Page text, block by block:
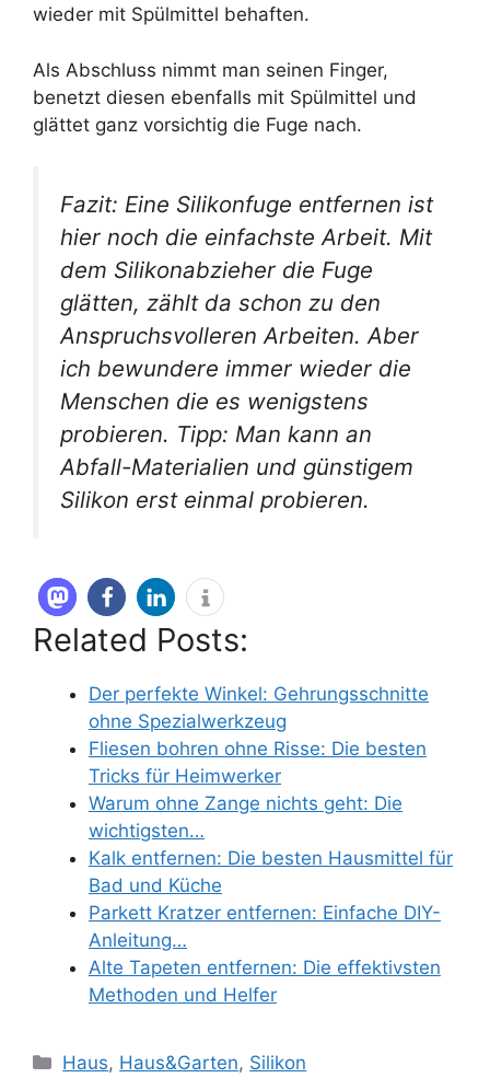
wieder mit Spülmittel behaften.
Als Abschluss nimmt man seinen Finger,
benetzt diesen ebenfalls mit Spülmittel und
glättet ganz vorsichtig die Fuge nach.
Fazit: Eine Silikonfuge entfernen ist
hier noch die einfachste Arbeit. Mit
dem Silikonabzieher die Fuge
glätten, zählt da schon zu den
Anspruchsvolleren Arbeiten. Aber
ich bewundere immer wieder die
Menschen die es wenigstens
probieren. Tipp: Man kann an
Abfall-Materialien und günstigem
Silikon erst einmal probieren.
Related Posts:
Der perfekte Winkel: Gehrungsschnitte
ohne Spezialwerkzeug
Fliesen bohren ohne Risse: Die besten
Tricks für Heimwerker
Warum ohne Zange nichts geht: Die
wichtigsten…
Kalk entfernen: Die besten Hausmittel für
Bad und Küche
Parkett Kratzer entfernen: Einfache DIY-
Anleitung…
Alte Tapeten entfernen: Die effektivsten
Methoden und Helfer
Kategorien
Haus, Haus&Garten, Silikon